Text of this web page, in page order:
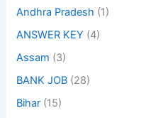
Andhra Pradesh (1)
ANSWER KEY (4)
Assam (3)
BANK JOB (28)
Bihar (15)